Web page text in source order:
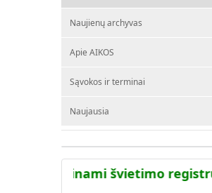
Naujienų archyvas
Apie AIKOS
Sąvokos ir terminai
Naujausia
viešinami švietimo